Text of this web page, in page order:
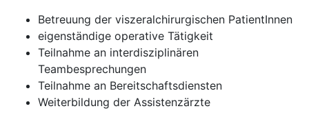
Betreuung der viszeralchirurgischen PatientInnen
eigenständige operative Tätigkeit
Teilnahme an interdisziplinären
Teambesprechungen
Teilnahme an Bereitschaftsdiensten
Weiterbildung der Assistenzärzte